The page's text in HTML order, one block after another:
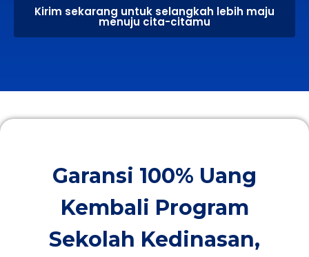
Kirim sekarang untuk selangkah lebih maju
menuju cita-citamu
Garansi 100% Uang
Kembali Program
Sekolah Kedinasan,